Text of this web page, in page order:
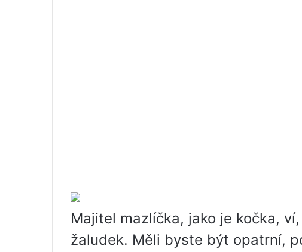
Majitel mazlíčka, jako je kočka,
žaludek. Měli byste být opatrní,